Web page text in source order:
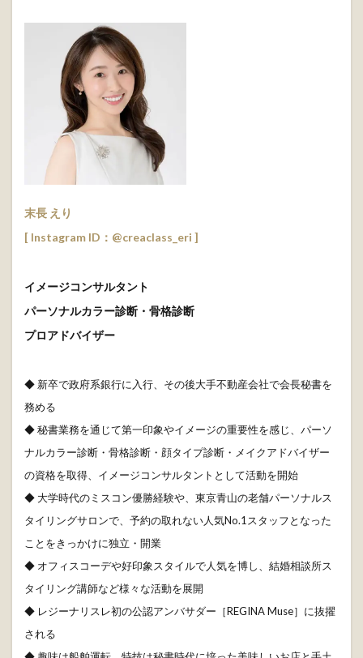
末長 えり
[ Instagram ID：@creaclass_eri ]
イメージコンサルタント
パーソナルカラー診断・骨格診断
プロアドバイザー
◆ 新卒で政府系銀行に入行、その後大手不動産会社で会長秘書を
務める
◆ 秘書業務を通じて第一印象やイメージの重要性を感じ、パーソ
ナルカラー診断・骨格診断・顔タイプ診断・メイクアドバイザー
の資格を取得、イメージコンサルタントとして活動を開始
◆ 大学時代のミスコン優勝経験や、東京青山の老舗パーソナルス
タイリングサロンで、予約の取れない人気No.1スタッフとなった
ことをきっかけに独立・開業
◆ オフィスコーデや好印象スタイルで人気を博し、結婚相談所ス
タイリング講師など様々な活動を展開
◆ レジーナリスレ初の公認アンバサダー［REGINA Muse］に抜擢
される